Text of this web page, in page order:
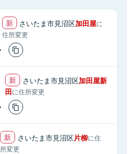
さいたま市見沼区加田屋に
住所変更
さいたま市見沼区加田屋新
田に住所変更
さいたま市見沼区片柳に住
所変更